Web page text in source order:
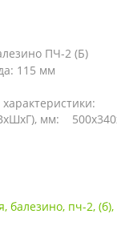
ПЧ-2 (Б)
115 мм
мм:
, балезино, пч-2, (б),